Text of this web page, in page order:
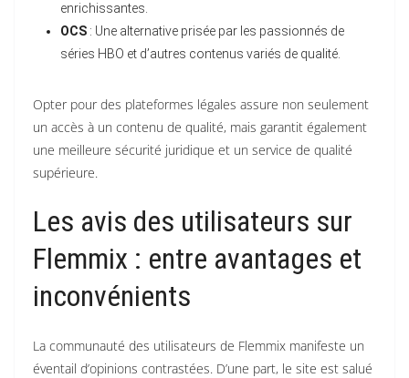
enrichissantes.
OCS : Une alternative prisée par les passionnés de
séries HBO et d’autres contenus variés de qualité.
Opter pour des plateformes légales assure non seulement
un accès à un contenu de qualité, mais garantit également
une meilleure sécurité juridique et un service de qualité
supérieure.
Les avis des utilisateurs sur
Flemmix : entre avantages et
inconvénients
La communauté des utilisateurs de Flemmix manifeste un
éventail d’opinions contrastées. D’une part, le site est salué